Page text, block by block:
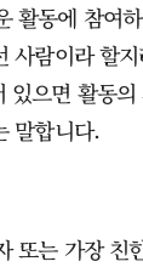
활동에 참여
사람이라 할
있으면 활동
말합니다.
또는 가장